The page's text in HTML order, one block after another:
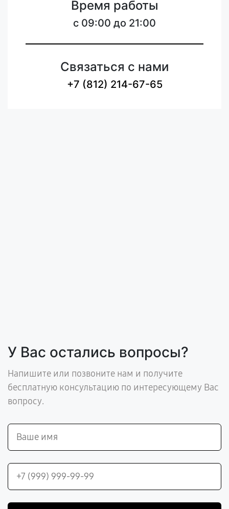
Время работы
c 09:00 до 21:00
Связаться с нами
+7 (812) 214-67-65
У Вас остались вопросы?
Напишите или позвоните нам и получите
бесплатную консультацию по интересующему Вас
вопросу.